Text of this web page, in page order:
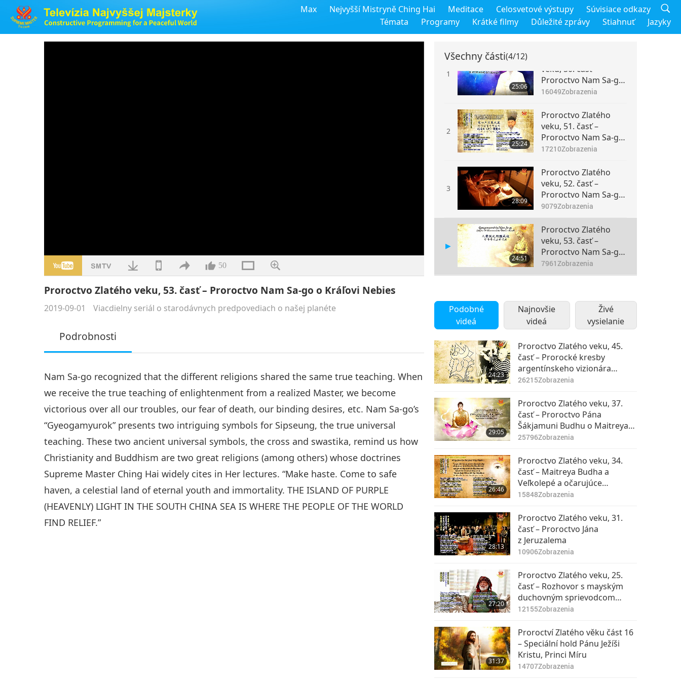
Max Nejvyšší Mistryně Ching Hai Meditace Celosvetové výstupy
Súvisiace odkazy
Témata
Programy Krátké filmy Důležité zprávy Stiahnuť Jazyky
50
Proroctvo Zlatého veku, 53. časť – Proroctvo Nam Sa-go o Kráľovi Nebies
2019-09-01 Viacdielny seriál o starodávnych predpovediach o našej planéte
Podrobnosti
Nam Sa-go recognized that the different religions shared the same true teaching. When
we receive the true teaching of enlightenment from a realized Master, we become
victorious over all our troubles, our fear of death, our binding desires, etc. Nam Sa-go’s
“Gyeogamyurok” presents two intriguing symbols for Sipseung, the true universal
teaching. These two ancient universal symbols, the cross and swastika, remind us how
Christianity and Buddhism are two great religions (among others) whose doctrines
Supreme Master Ching Hai widely cites in Her lectures. “Make haste. Come to safe
haven, a celestial land of eternal youth and immortality. THE ISLAND OF PURPLE
(HEAVENLY) LIGHT IN THE SOUTH CHINA SEA IS WHERE THE PEOPLE OF THE WORLD
FIND RELIEF.”
Všechny části(4/12)
1
25:06
veku, 50. časť –
Proroctvo Nam Sa-go
o Kráľovi Nebies
16049Zobrazenia
2
25:24
Proroctvo Zlatého
veku, 51. časť –
Proroctvo Nam Sa-go
o Kráľovi Nebies
17210Zobrazenia
3
28:09
Proroctvo Zlatého
veku, 52. časť –
Proroctvo Nam Sa-go
o Kráľovi Nebies
9079Zobrazenia
24:51
Proroctvo Zlatého
veku, 53. časť –
Proroctvo Nam Sa-go
o Kráľovi Nebies
7961Zobrazenia
5
Proroctvo Nam Sa-go
o Kráľovi Nebies
8335 Zobrazenia
6
24:56
Proroctvo Zlatého
veku, 55. časť –
Proroctvo Nam Sa-go
o Kráľovi Nebies
7902Zobrazenia
7
28:01
Proroctvo Zlatého
veku, 56. časť –
Proroctvo Nam Sa-go
o Kráľovi Nebies
7832Zobrazenia
8
20:41
Proroctvo Zlatého
veku, 57. časť –
Proroctvo Nam Sa-go
o Kráľovi Nebies
9403Zobrazenia
9
26:18
Proroctvo Zlatého
veku, 58. časť –
Proroctvo Nam Sa-go
o Kráľovi Nebies
7504Zobrazenia
10
22:34
Proroctvo Zlatého
veku, 59. časť –
Proroctvo Nam Sa-go
o Kráľovi Nebies
7517Zobrazenia
11
24:58
Proroctvo Zlatého
veku, 60. časť –
Proroctvo Nam Sa-go
o Kráľovi Nebies
12652Zobrazenia
Podobné
videá
Najnovšie
videá
Živé
vysielanie
24:23
Proroctvo Zlatého veku, 45.
časť – Prorocké kresby
argentínskeho vizionára
Benjamína Solari Parravicini
26215Zobrazenia
29:05
Proroctvo Zlatého veku, 37.
časť – Proroctvo Pána
Šákjamuni Budhu o Maitreya
Budhovi
25796Zobrazenia
26:46
Proroctvo Zlatého veku, 34.
časť – Maitreya Budha a
Veľkolepé a očarujúce
stretnutia
15848Zobrazenia
28:13
Proroctvo Zlatého veku, 31.
časť – Proroctvo Jána
z Jeruzalema
10906Zobrazenia
27:20
Proroctvo Zlatého veku, 25.
časť – Rozhovor s mayským
duchovným sprievodcom
Carlosom Barriosom
12155Zobrazenia
31:37
Proroctví Zlatého věku část 16
– Speciální hold Pánu Ježíši
Kristu, Princi Míru
14707Zobrazenia